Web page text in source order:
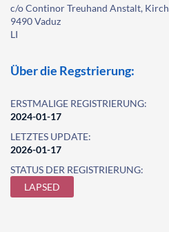
c/o Continor Treuhand Anstalt,
9490 Vaduz
LI
Über die Regstrierung:
ERSTMALIGE REGISTRIERUNG:
2024-01-17
LETZTES UPDATE:
2026-01-17
STATUS DER REGISTRIERUNG:
LAPSED